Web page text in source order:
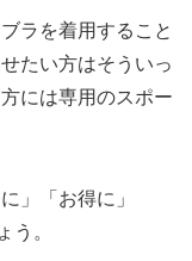
ラを着用すること
たい方はそういっ
には専用のスポー
」「お得に」
う。